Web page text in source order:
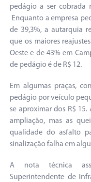
pedágio a ser cobrada
Enquanto a empresa
de 39,3%, a autarquia
que os maiores
Oeste e de 43% em
de pedágio é de R$ 12.
Em algumas praças,
pedágio por veículo
se aproximar dos R$
ampliação, mas as
qualidade do asfalto
sinalização falha em
A nota técnica
Superintendente de